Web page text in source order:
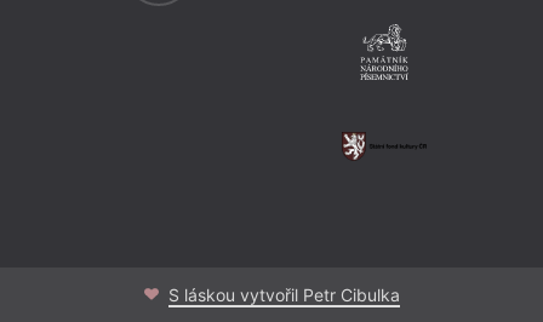
S láskou vytvořil Petr Cibulka